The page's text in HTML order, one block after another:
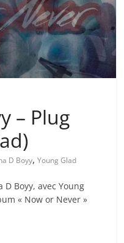
– Plug
D Boyy,Young Glad
Boyy, avec Young
« Now or Never »